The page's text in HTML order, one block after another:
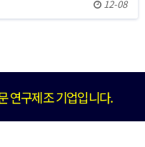
12-08
연구제조 기업입니다.